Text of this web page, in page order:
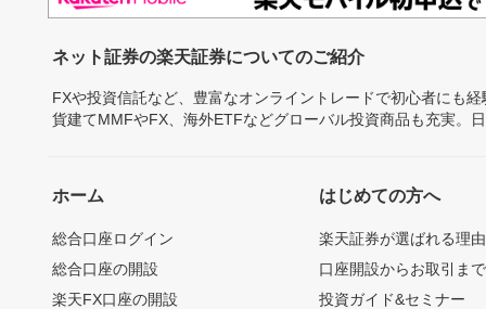
ネット証券の楽天証券についてのご紹介
FXや投資信託など、豊富なオンライントレードで初心者にも
貨建てMMFやFX、海外ETFなどグローバル投資商品も充実。
ホーム
総合口座ログイン
総合口座の開設
楽天FX口座の開設
はじめての方へ
楽天証券が選ばれる理由
口座開設からお取引ま
投資ガイド&セミナー